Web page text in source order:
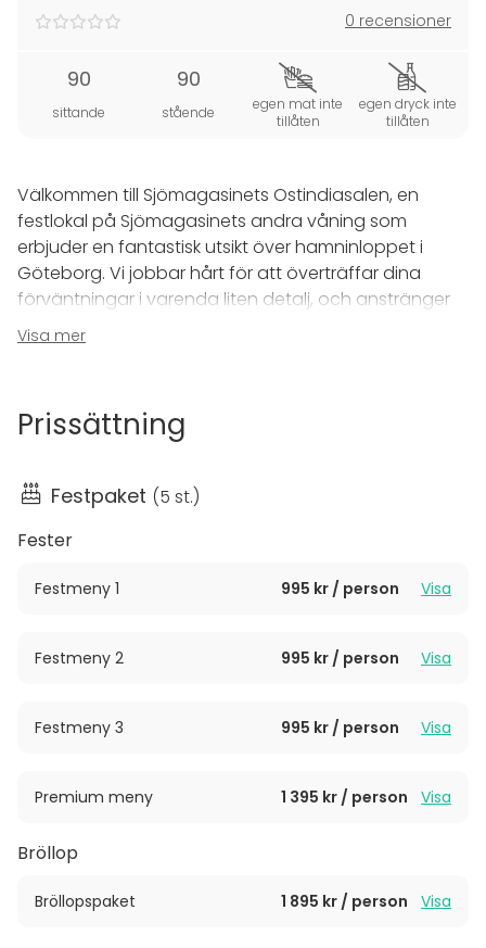
0 recensioner
90
sittande
90
stående
egen mat inte
tillåten
egen dryck inte
tillåten
Välkommen till Sjömagasinets Ostindiasalen, en
festlokal på Sjömagasinets andra våning som
erbjuder en fantastisk utsikt över hamninloppet i
Göteborg. Vi jobbar hårt för att överträffar dina
förväntningar i varenda liten detalj, och anstränger
oss för att ge dig ett minne för livet. Lokalen ligger
intill havet och har en charmig skägårdsstämning
På Ostindiasalen skapar vi event med fokus på god
utsökt över Göteborgs hamn. Vi har högtalare och
projektor som kan hyras. Eventlokalen kan hyras för
diverse större fester eller bröllop och har kapacitet
trevlig service. Kontakta oss och arrangera ditt
Visa mer
Prissättning
Festpaket (5 st.)
Fester
Festmeny 1 995 kr / person Visa
Festmeny 2 995 kr / person Visa
Festmeny 3 995 kr / person Visa
Premium meny 1 395 kr / person Visa
Bröllop
Bröllopspaket 1 895 kr / person Visa